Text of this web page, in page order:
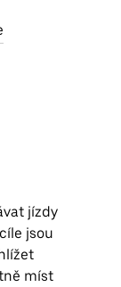
jízdy
jsou
míst